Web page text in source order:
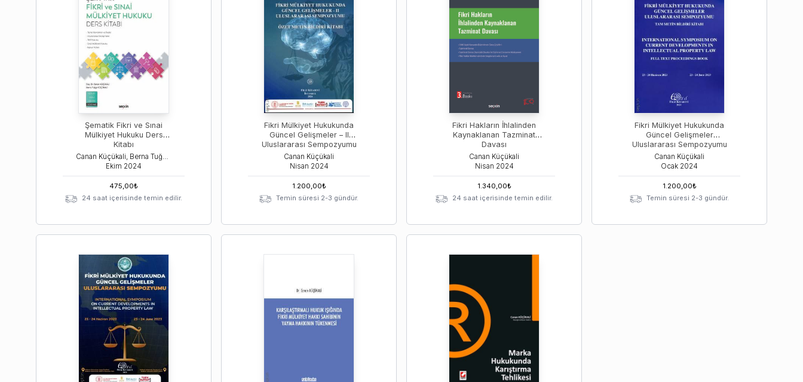
Şematik Fikri ve Sınai
Mülkiyet Hukuku Ders
Kitabı
Canan Küçükali, Berna Tuğçe Küçükali
Ekim 2024
475,00₺
24 saat içerisinde temin edilir.
Fikri Mülkiyet Hukukunda
Güncel Gelişmeler – II
Uluslararası Sempozyumu
Canan Küçükali
Nisan 2024
1.200,00₺
Temin süresi 2-3 gündür.
Fikri Hakların İhlalinden
Kaynaklanan Tazminat
Davası
Canan Küçükali
Nisan 2024
1.340,00₺
24 saat içerisinde temin edilir.
Fikri Mülkiyet Hukukunda
Güncel Gelişmeler
Uluslararası Sempozyumu
Canan Küçükali
Ocak 2024
1.200,00₺
Temin süresi 2-3 gündür.